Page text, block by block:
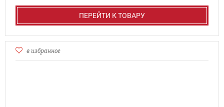
ПЕРЕЙТИ К ТОВАРУ
в избранное